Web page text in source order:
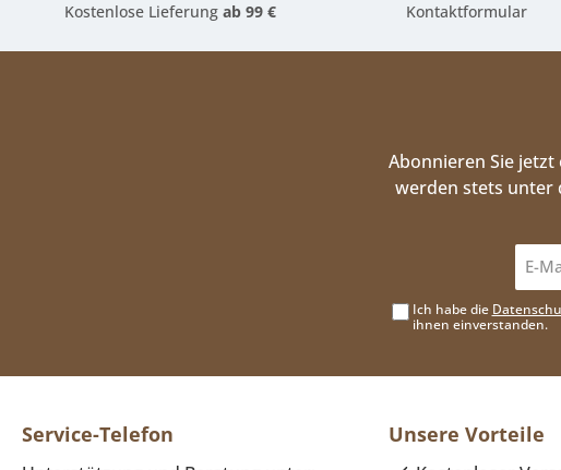
Kostenlose Lieferungab 99 € Kontaktformular
Abonnieren Sie
werden stets unter
Ich habe die
ihnen einverstanden.
Service-Telefon Unsere Vorteile